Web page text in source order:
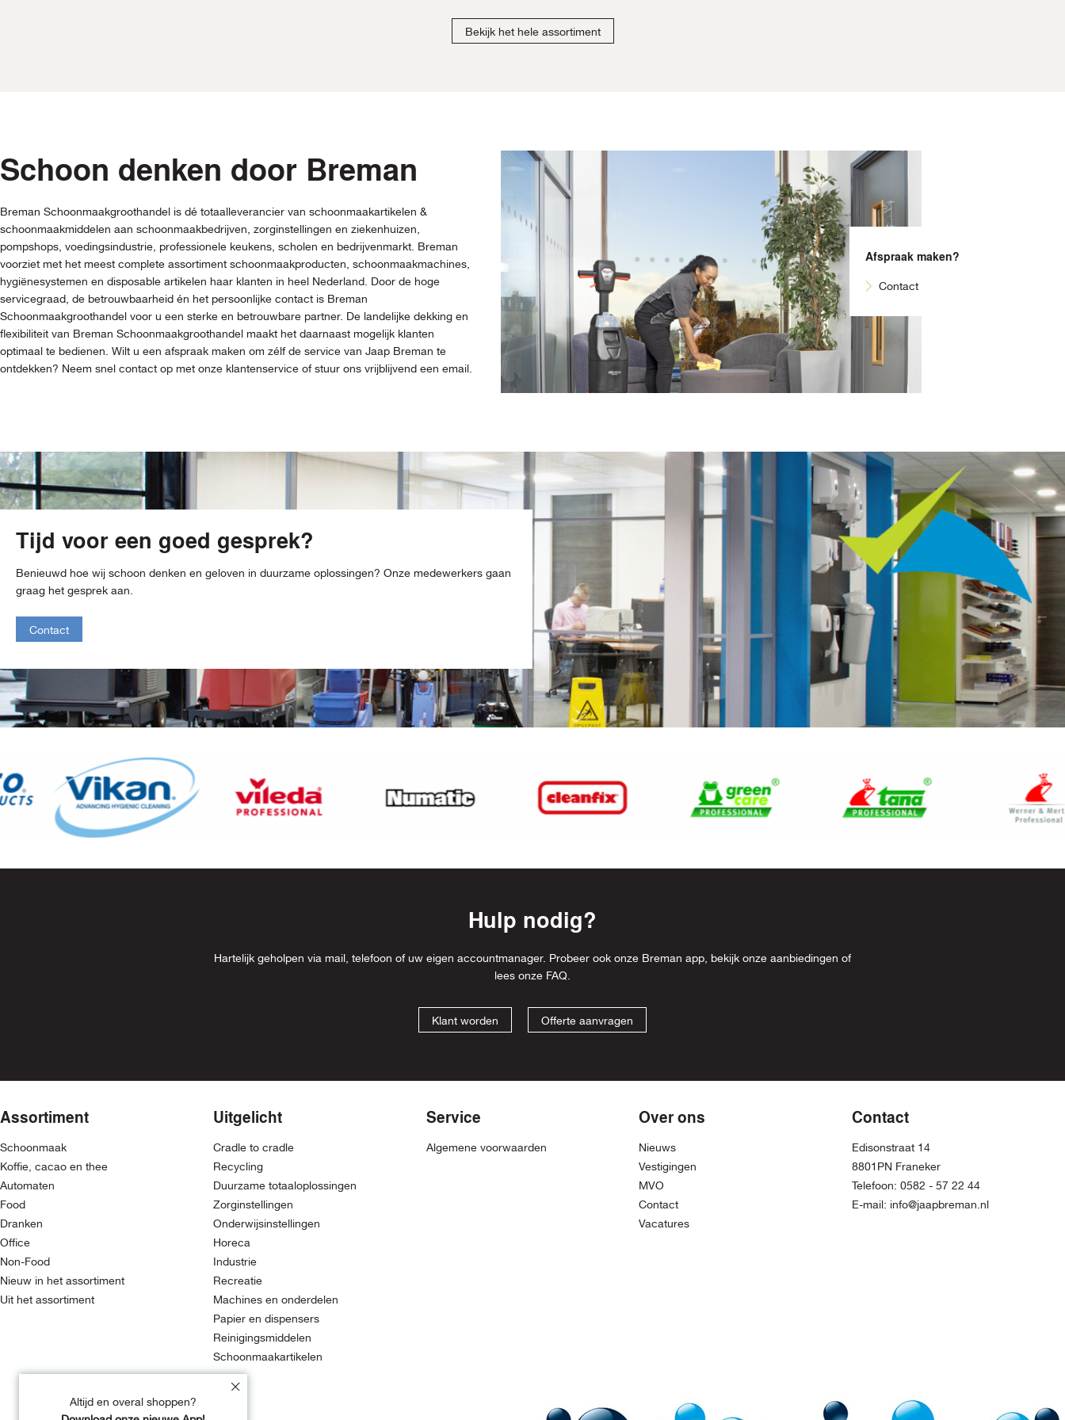
Bekijk het hele assortiment
Schoon denken door Breman
Breman Schoonmaakgroothandel is dé totaalleverancier van schoonmaakartikelen &
schoonmaakmiddelen aan schoonmaakbedrijven, zorginstellingen en ziekenhuizen,
pompshops, voedingsindustrie, professionele keukens, scholen en bedrijvenmarkt. Breman
voorziet met het meest complete assortiment schoonmaakproducten, schoonmaakmachines,
hygiënesystemen en disposable artikelen haar klanten in heel Nederland. Door de hoge
servicegraad, de betrouwbaarheid én het persoonlijke contact is Breman
Schoonmaakgroothandel voor u een sterke en betrouwbare partner. De landelijke dekking en
flexibiliteit van Breman Schoonmaakgroothandel maakt het daarnaast mogelijk klanten
optimaal te bedienen. Wilt u een afspraak maken om zélf de service van Jaap Breman te
ontdekken? Neem snel contact op met onze klantenservice of stuur ons vrijblijvend een email.
Afspraak maken?
Contact
Tijd voor een goed gesprek?
Benieuwd hoe wij schoon denken en geloven in duurzame oplossingen? Onze medewerkers gaan
graag het gesprek aan.
Contact
Item
Hulp nodig?
Hartelijk geholpen via mail, telefoon of uw eigen accountmanager. Probeer ook onze Breman app, bekijk onze aanbiedingen of
lees onze FAQ.
Klant worden Offerte aanvragen
Assortiment
Schoonmaak
Koffie, cacao en thee
Automaten
Food
Dranken
Office
Non-Food
Nieuw in het assortiment
Uit het assortiment
Uitgelicht
Cradle to cradle
Recycling
Duurzame totaaloplossingen
Zorginstellingen
Onderwijsinstellingen
Horeca
Industrie
Recreatie
Machines en onderdelen
Papier en dispensers
Reinigingsmiddelen
Schoonmaakartikelen
Service
Algemene voorwaarden
Over ons
Nieuws
Vestigingen
MVO
Contact
Vacatures
Contact
Edisonstraat 14
8801PN Franeker
Telefoon:0582 - 57 22 44
E-mail: info@jaapbreman.nl
Altijd en overal shoppen?